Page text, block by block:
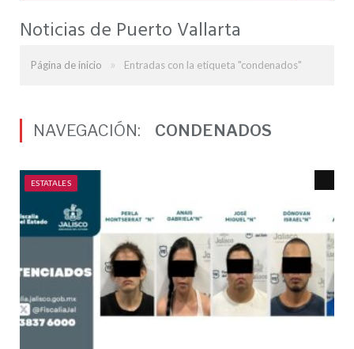
Noticias de Puerto Vallarta
Página de inicio » Entradas con la etiqueta "condenados"
NAVEGACIÓN: CONDENADOS
ESTATALES